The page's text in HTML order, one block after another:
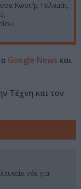
Κωστής Παλαμάς,
Google News και
Τέχνη και τον
νέα για